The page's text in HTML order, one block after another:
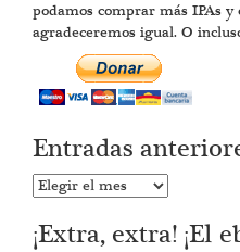
podamos comprar más IPAs
agradeceremos igual. O
Entradas
Entradas
¡Extra, extra! ¡El